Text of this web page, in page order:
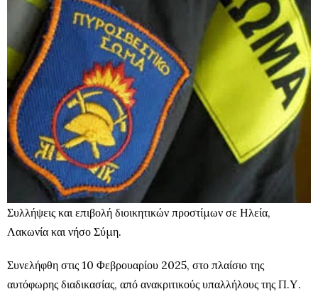
Συλλήψεις και επιβολή διοικητικών προστίμων σε Ηλεία,
Λακωνία και νήσο Σύμη.
Συνελήφθη στις 10 Φεβρουαρίου 2025, στο πλαίσιο της
αυτόφωρης διαδικασίας, από ανακριτικούς υπαλλήλους της Π.Υ.